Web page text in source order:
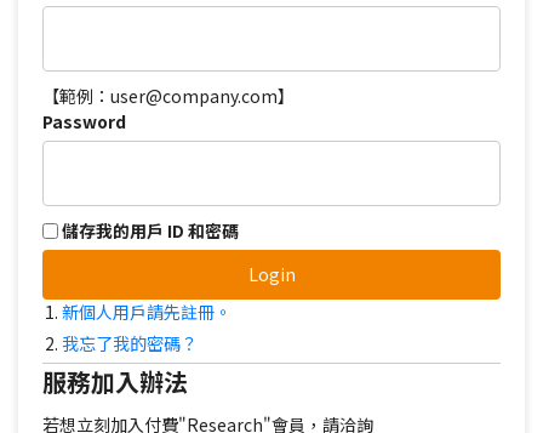
【範例：user@company.com】
Password
儲存我的用戶 ID 和密碼
Login
新個人用戶請先註冊。
我忘了我的密碼？
服務加入辦法
若想立刻加入付費"Research"會員，請洽詢